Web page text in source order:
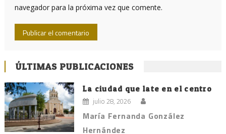
navegador para la próxima vez que comente.
ÚLTIMAS PUBLICACIONES
La ciudad que late en el centro
julio 28, 2026
María Fernanda González
Hernández